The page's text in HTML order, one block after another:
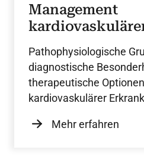
Management
Erkrankungen
Pathophysiologische
diagnostische
therapeutische
kardiovaskulärer
Mehr erfahren